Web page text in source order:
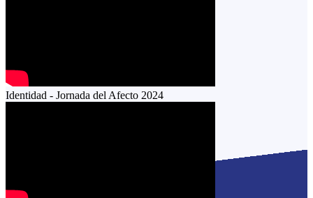
Identidad - Jornada del Afecto 2024